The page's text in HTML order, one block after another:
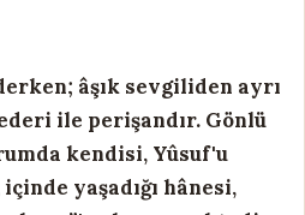
âşık sevgiliden ayrı
ile perişandır. Gönlü
kendisi, Yûsuf'u
yaşadığı hânesi,